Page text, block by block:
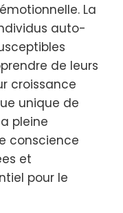
La
auto-
de leurs
croissance
unique de
pleine
conscience
et
pour le